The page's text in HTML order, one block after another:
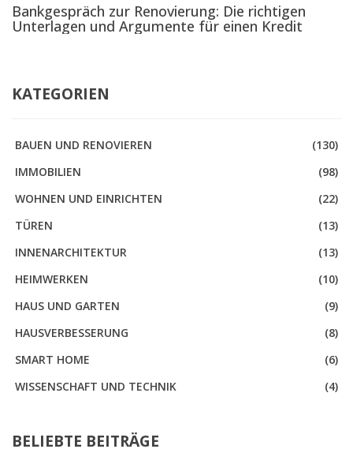
Bankgespräch zur Renovierung: Die richtigen
Unterlagen und Argumente für einen Kredit
KATEGORIEN
BAUEN UND RENOVIEREN
(130)
IMMOBILIEN
(98)
WOHNEN UND EINRICHTEN
(22)
TÜREN
(13)
INNENARCHITEKTUR
(13)
HEIMWERKEN
(10)
HAUS UND GARTEN
(9)
HAUSVERBESSERUNG
(8)
SMART HOME
(6)
WISSENSCHAFT UND TECHNIK
(4)
BELIEBTE BEITRÄGE